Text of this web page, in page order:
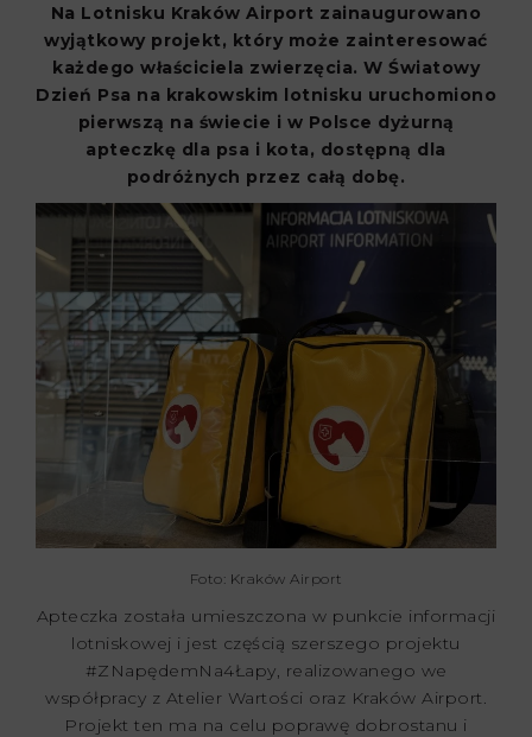
Na Lotnisku Kraków Airport zainaugurowano
wyjątkowy projekt, który może zainteresować
każdego właściciela zwierzęcia. W Światowy
Dzień Psa na krakowskim lotnisku uruchomiono
pierwszą na świecie i w Polsce dyżurną
apteczkę dla psa i kota, dostępną dla
podróżnych przez całą dobę.
Foto: Kraków Airport
Apteczka została umieszczona w punkcie informacji
lotniskowej i jest częścią szerszego projektu
#ZNapędemNa4Łapy, realizowanego we
współpracy z Atelier Wartości oraz Kraków Airport.
Projekt ten ma na celu poprawę dobrostanu i